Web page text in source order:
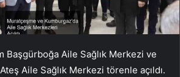
Başgürboğa Aile Sağlık Merkezi ve
Aile Sağlık Merkezi törenle açıldı.